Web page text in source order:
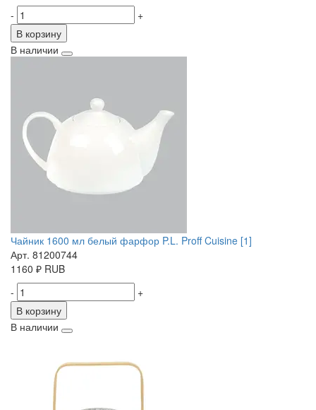
-
+
В корзину
В наличии
Чайник 1600 мл белый фарфор P.L. Proff Cuisine [1]
Арт. 81200744
1160 ₽ RUB
-
+
В корзину
В наличии